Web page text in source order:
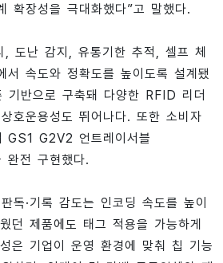
확장성을 극대화했다”고 말했다.
도난 감지, 유통기한 추적, 셀프 체
서 속도와 정확도를 높이도록 설계됐
반으로 구축돼 다양한 RFID 리더
호운용성도 뛰어나다. 또한 소비자
GS1 G2V2 언트레이서블
전 구현했다.
독·기록 감도는 인코딩 속도를 높이
던 제품에도 태그 적용을 가능하게
은 기업이 운영 환경에 맞춰 칩 기능